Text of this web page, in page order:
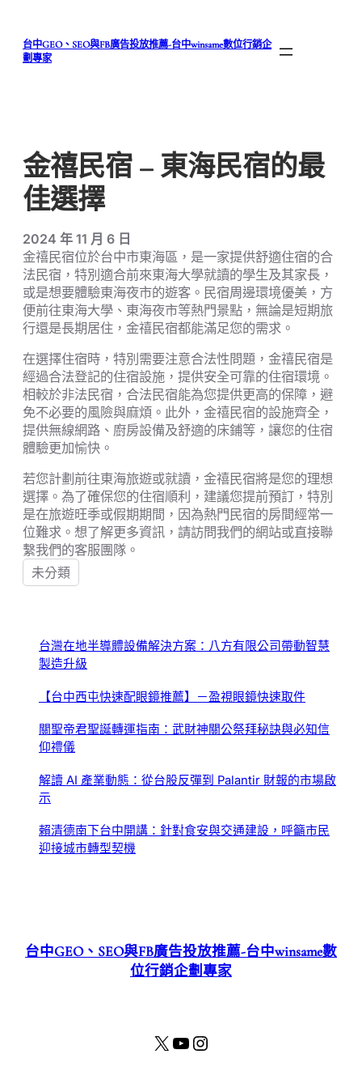
台中GEO、SEO與FB廣告投放推薦-台中winsame數位行銷企
劃專家
金禧民宿 – 東海民宿的最
佳選擇
2024 年 11 月 6 日
金禧民宿位於台中市東海區，是一家提供舒適住宿的合
法民宿，特別適合前來東海大學就讀的學生及其家長，
或是想要體驗東海夜市的遊客。民宿周邊環境優美，方
便前往東海大學、東海夜市等熱門景點，無論是短期旅
行還是長期居住，金禧民宿都能滿足您的需求。
在選擇住宿時，特別需要注意合法性問題，金禧民宿是
經過合法登記的住宿設施，提供安全可靠的住宿環境。
相較於非法民宿，合法民宿能為您提供更高的保障，避
免不必要的風險與麻煩。此外，金禧民宿的設施齊全，
提供無線網路、廚房設備及舒適的床鋪等，讓您的住宿
體驗更加愉快。
若您計劃前往東海旅遊或就讀，金禧民宿將是您的理想
選擇。為了確保您的住宿順利，建議您提前預訂，特別
是在旅遊旺季或假期期間，因為熱門民宿的房間經常一
位難求。想了解更多資訊，請訪問我們的網站或直接聯
繫我們的客服團隊。
未分類
台灣在地半導體設備解決方案：八方有限公司帶動智慧
製造升級
【台中西屯快速配眼鏡推薦】－盈視眼鏡快速取件
關聖帝君聖誕轉運指南：武財神關公祭拜秘訣與必知信
仰禮儀
解讀 AI 產業動態：從台股反彈到 Palantir 財報的市場啟
示
賴清德南下台中開講：針對食安與交通建設，呼籲市民
迎接城市轉型契機
台中GEO、SEO與FB廣告投放推薦-台中winsame數
位行銷企劃專家
X YouTube Instagram